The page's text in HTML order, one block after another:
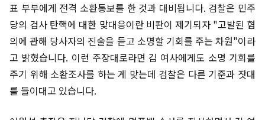
표 부부에게 전격 소환통보를 한 것과 대비됩니다. 검찰은 민주
당의 검사 탄핵에 대한 맞대응이란 비판이 제기되자 "고발된 혐
의에 관해 당사자의 진술을 듣고 소명할 기회를 주는 차원"이라
고 밝혔습니다. 이런 주장대로라면 김 여사에게도 소명 기회를
주기 위해 소환조사를 하는 게 맞는데 검찰은 다른 기준과 잣대
를 들이대고 있습니다.